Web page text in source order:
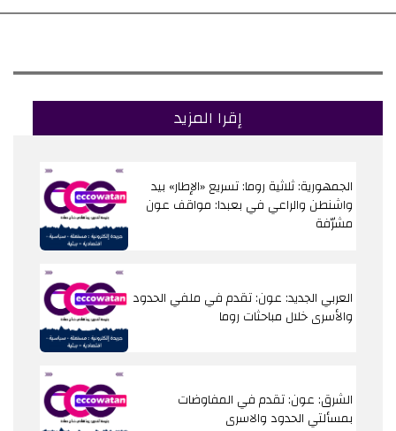
إقرا المزيد
الجمهورية: ثلاثية روما: تسريع «الإطار» بيد
واشنطن والراعي في بعبدا: مواقف عون
مشرّفة
العربي الجديد: عون: تقدم في ملفي الحدود
والأسرى خلال مباحثات روما
الشرق: عون: تقدم في المفاوضات
بمسألتي الحدود والاسرى